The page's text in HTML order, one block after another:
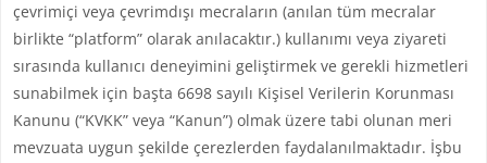
çevrimiçi veya çevrimdışı mecraların (anılan tüm mecralar
birlikte “platform” olarak anılacaktır.) kullanımı veya ziyareti
sırasında kullanıcı deneyimini geliştirmek ve gerekli hizmetleri
sunabilmek için başta 6698 sayılı Kişisel Verilerin Korunması
Kanunu (“KVKK” veya “Kanun”) olmak üzere tabi olunan meri
mevzuata uygun şekilde çerezlerden faydalanılmaktadır. İşbu